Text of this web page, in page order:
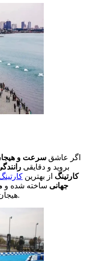
اگر عاشق سرعت و
بروید و دقایقی
کارتینگ از بهترین
جهانی ساخته شده و
هیجان‌انگیز برای بازدیدکنندگان فراهم می‌کند.